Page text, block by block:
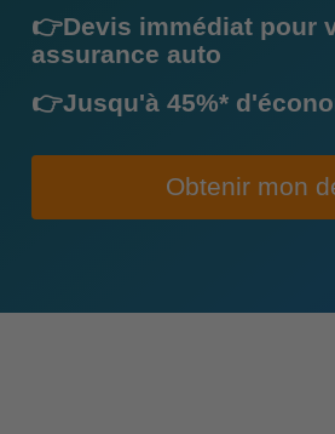
👉Devis immédiat pour
assurance auto
👉Jusqu'à 45%*
Obtenir mon